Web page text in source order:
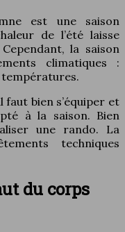
est une saison
de l’été laisse
la saison
climatiques :
températures.
bien s’équiper et
à la saison. Bien
une rando. La
techniques
du corps